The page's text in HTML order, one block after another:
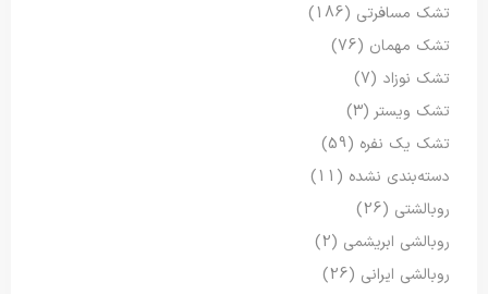
تشک مسافرتی (186)
تشک مهمان (76)
تشک نوزاد (7)
تشک ویستر (3)
تشک یک نفره (59)
دسته‌بندی نشده (11)
روبالشتی (26)
روبالشی ابریشمی (2)
روبالشی ایرانی (26)